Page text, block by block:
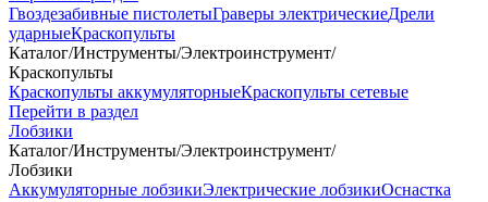
Гвоздезабивные пистолетыГраверы электрическиеДрели
ударныеКраскопульты
Каталог/Инструменты/Электроинструмент/
Краскопульты
Краскопульты аккумуляторныеКраскопульты сетевые
Перейти в раздел
Лобзики
Каталог/Инструменты/Электроинструмент/
Лобзики
Аккумуляторные лобзикиЭлектрические лобзикиОснастка